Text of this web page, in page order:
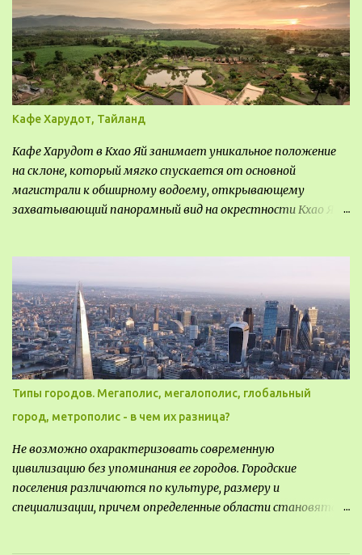
Кафе Харудот, Тайланд
Кафе Харудот в Кхао Яй занимает уникальное положение
на склоне, который мягко спускается от основной
магистрали к обширному водоему, открывающему
захватывающий панорамный вид на окрестности Кхао Яй.
могли бы свободно попасть, не заходя в само заведение.
Типы городов. Мегаполис, мегалополис, глобальный
город, метрополис - в чем их разница?
Не возможно охарактеризовать современную
цивилизацию без упоминания ее городов. Городские
поселения различаются по культуре, размеру и
специализации, причем определенные области становятся